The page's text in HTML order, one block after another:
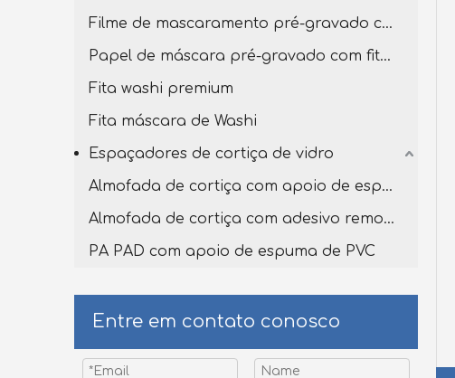
Filme de mascaramento pré-gravado com fita washi
Papel de máscara pré-gravado com fita washi
Fita washi premium
Fita máscara de Washi
Espaçadores de cortiça de vidro
Almofada de cortiça com apoio de espuma de PVC
Almofada de cortiça com adesivo removível
PA PAD com apoio de espuma de PVC
Entre em contato conosco